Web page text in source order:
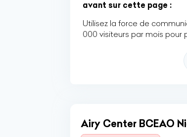
avant sur cette page :
Utilisez la force de
000 visiteurs par mois pour
Airy Center BCEAO